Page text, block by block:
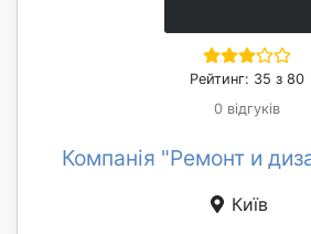
Рейтинг: 35 з 80
0 відгуків
Компанія "Ремонт и
Київ